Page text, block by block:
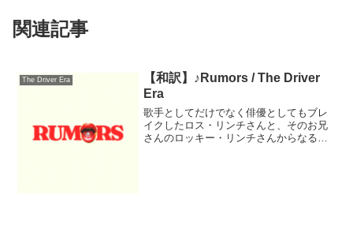
関連記事
The Driver Era
【和訳】♪Rumors / The Driver
Era
歌手としてだけでなく俳優としてもブレ
イクしたロス・リンチさんと、そのお兄
さんのロッキー・リンチさんからなるア